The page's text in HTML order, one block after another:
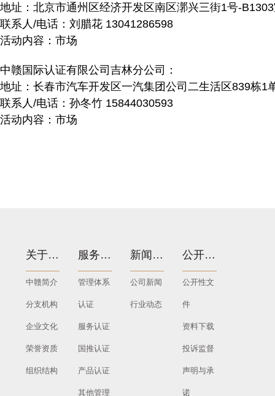
地址：北京市通州区经济开发区南区漷兴三街1号-
联系人/电话：刘腊花 13041286598
活动内容：市场
中赣国际认证有限公司吉林分公司 ：
地址：长春市汽车开发区一汽集团公司二生活区839栋1
联系人/电话：孙冬竹 15844030593
活动内容：市场
关于我们
中赣简介
分支机构
企业文化
荣誉资质
组织结构
服务项目
管理体系
认证
服务认证
国推认证
产品认证
其他管理
新闻中心
公司新闻
行业动态
公开文件
公开性文
件
资料下载
投诉监督
声明与承
诺